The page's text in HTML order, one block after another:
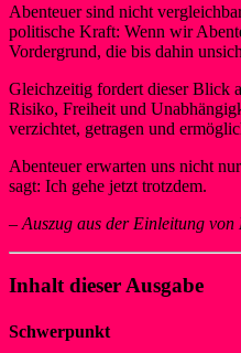
Abenteuer sind nicht
politische Kraft: Wenn wir
Vordergrund, die bis dahin
Gleichzeitig fordert dieser Blick
Risiko, Freiheit und
verzichtet, getragen und
Abenteuer erwarten uns nicht
sagt: Ich gehe jetzt trotzdem.
– Auszug aus der Einleitung
Inhalt dieser Ausgabe
Schwerpunkt